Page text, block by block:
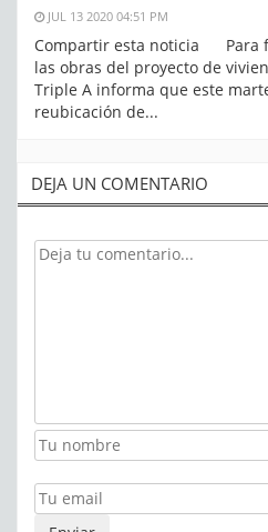
JUL 13 2020 04:51 PM
Compartir esta noticia Para
las obras del proyecto de
Triple A informa que este
reubicación de...
DEJA UN COMENTARIO